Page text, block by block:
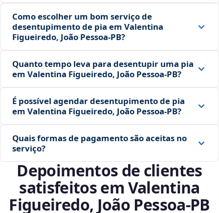
Como escolher um bom serviço de
desentupimento de pia em Valentina
Figueiredo, João Pessoa‑PB?
Quanto tempo leva para desentupir uma pia
em Valentina Figueiredo, João Pessoa‑PB?
É possível agendar desentupimento de pia
em Valentina Figueiredo, João Pessoa‑PB?
Quais formas de pagamento são aceitas no
serviço?
Depoimentos de clientes
satisfeitos em Valentina
Figueiredo, João Pessoa‑PB